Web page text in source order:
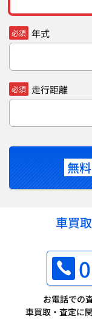
必須 年式
必須 走行距離
無料
車買
お電話での
車買取・査定に